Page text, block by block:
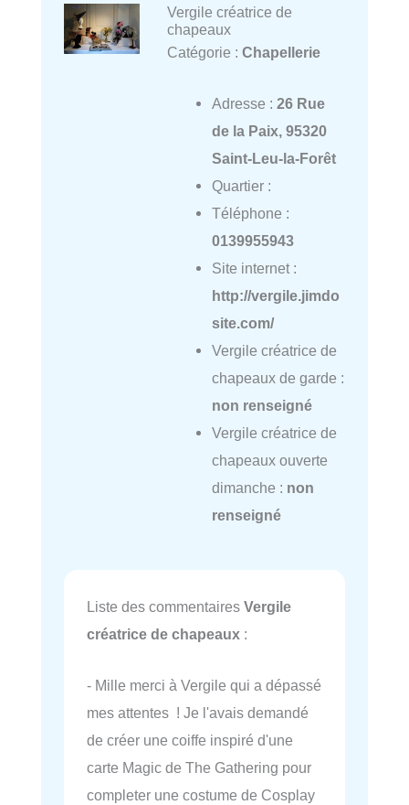
Vergile créatrice de
chapeaux
Catégorie : Chapellerie
Adresse : 26 Rue
de la Paix, 95320
Saint-Leu-la-Forêt
Quartier :
Téléphone :
0139955943
Site internet :
http://vergile.jimdo
site.com/
Vergile créatrice de
chapeaux de garde :
non renseigné
Vergile créatrice de
chapeaux ouverte
dimanche : non
renseigné
Liste des commentaires Vergile
créatrice de chapeaux :
- Mille merci à Vergile qui a dépassé
mes attentes ! Je l'avais demandé
de créer une coiffe inspiré d'une
carte Magic de The Gathering pour
completer une costume de Cosplay